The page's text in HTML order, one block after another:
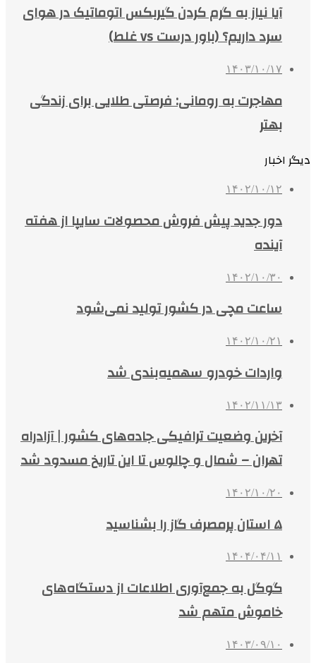
آیا نیاز به گرم کردن گیربکس اتوماتیک در هوای
سرد داریم؟ (باور درست vs غلط)
۱۴۰۳/۱۰/۱۷
مهاجرت به رومانی: فرصتی طلایی برای زندگی
بهتر
دیگر اخبار
۱۴۰۲/۱۰/۱۲
دور جدید پیش فروش محصولات سایپا از هفته
آینده
۱۴۰۲/۱۰/۳۰
ساعت مچی در کشور تولید نمی‌شود
۱۴۰۲/۱۰/۲۱
واردات خودرو سهمیه‌بندی شد
۱۴۰۲/۱۱/۱۳
آخرین وضعیت ترافیکی جاده‌های کشور | آزادراه
تهران – شمال و چالوس تا این تاریخ مسدود شد
۱۴۰۲/۱۰/۲۰
۵ استان پرمصرف گاز را بشناسید
۱۴۰۴/۰۴/۱۱
گوگل به جمع‌آوری اطلاعات از دستگاه‌های
خاموش متهم شد
۱۴۰۳/۰۹/۱۰